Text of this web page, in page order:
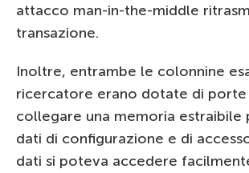
attacco man-in-the-middle
transazione.
Inoltre, entrambe le colonnine
ricercatore erano dotate di porte
collegare una memoria estraibile
dati di configurazione e di
dati si poteva accedere